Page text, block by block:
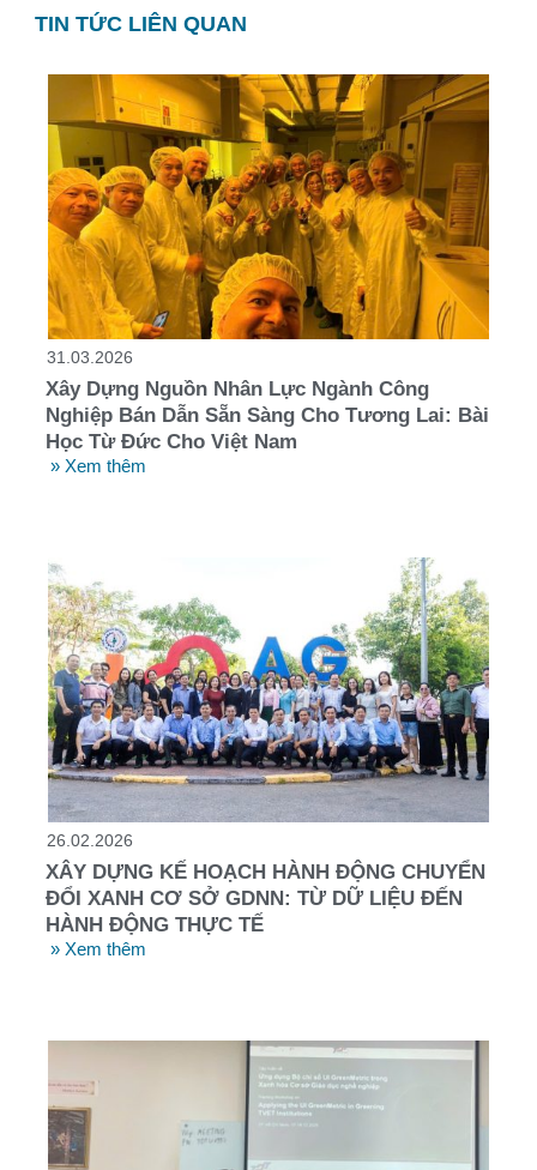
TIN TỨC LIÊN QUAN
31.03.2026
Xây Dựng Nguồn Nhân Lực Ngành Công
Nghiệp Bán Dẫn Sẵn Sàng Cho Tương Lai: Bài
Học Từ Đức Cho Việt Nam
» Xem thêm
26.02.2026
XÂY DỰNG KẾ HOẠCH HÀNH ĐỘNG CHUYỂN
ĐỔI XANH CƠ SỞ GDNN: TỪ DỮ LIỆU ĐẾN
HÀNH ĐỘNG THỰC TẾ
» Xem thêm